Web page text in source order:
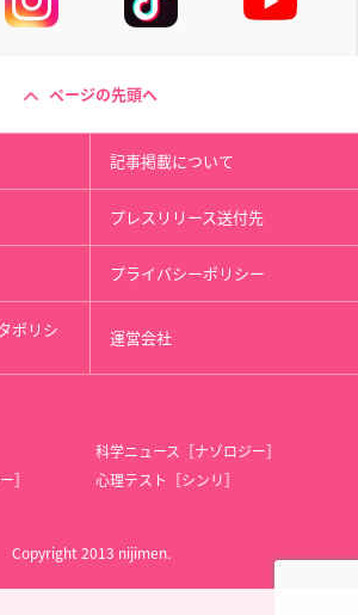
ページの先頭へ
記事掲載について
プレスリリース送付先
プライバシーポリシー
ポリシ 運営会社
科学ニュース［ナゾロジー］
］
心理テスト［シンリ］
Copyright 2013 nijimen.